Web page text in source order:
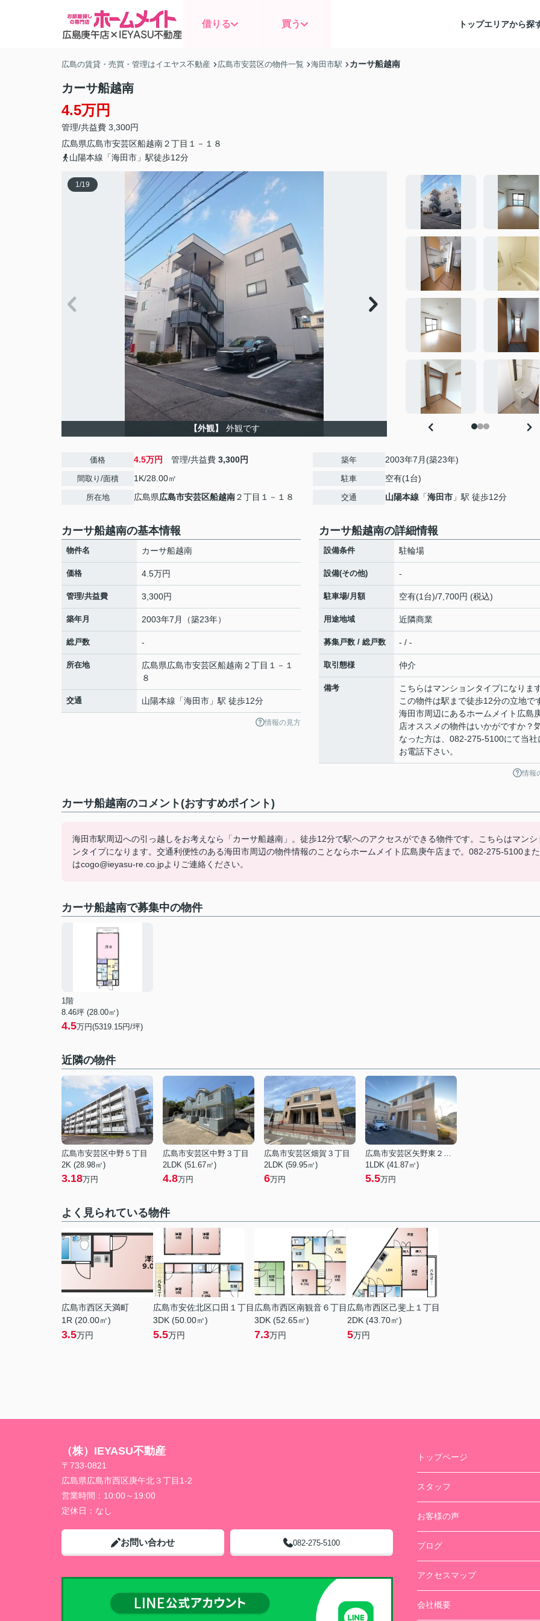
借りる 買う トップエリアから探
広島の賃貸・売買・管理はイエヤス不動産 広島市安芸区の物件一覧 海田市駅 カーサ船越南
カーサ船越南
4.5万円
管理/共益費 3,300円
広島県広島市安芸区船越南２丁目１－１８
山陽本線「海田市」駅徒歩12分
1/19
【外観】 外観です
価格 4.5万円 管理/共益費 3,300円
間取り/面積 1K/28.00㎡
所在地 広島県広島市安芸区船越南２丁目１－１８
築年 2003年7月(築23年)
駐車 空有(1台)
交通 山陽本線 「海田市 」駅 徒歩12分
カーサ船越南の基本情報
物件名 カーサ船越南
価格 4.5万円
管理/共益費 3,300円
築年月 2003年7月（築23年）
総戸数 -
所在地 広島県広島市安芸区船越南２丁目１－１
８
交通 山陽本線 「海田市 」駅 徒歩12分
情報の見方
カーサ船越南の詳細情報
設備条件 駐輪場
設備(その他) -
駐車場/月額 空有(1台)/7,700円 (税込)
用途地域 近隣商業
募集戸数 / 総戸数 - / -
取引態様 仲介
備考
こちらはマンションタイプになりま
この物件は駅まで徒歩12分の立地で
海田市周辺にあるホームメイト広島
店オススメの物件はいかがですか？
なった方は、082-275-5100にて当社
お電話下さい。
情報
カーサ船越南のコメント(おすすめポイント)
海田市駅周辺への引っ越しをお考えなら「カーサ船越南」。徒歩12分で駅へのアクセスができる物件です。こちらはマンシ
ンタイプになります。交通利便性のある海田市周辺の物件情報のことならホームメイト広島庚午店まで。082-275-5100また
はcogo@ieyasu-re.co.jpよりご連絡ください。
カーサ船越南で募集中の物件
1階
8.46坪 (28.00㎡)
4.5万円(5319.15円/坪)
近隣の物件
広島市安芸区中野５丁目
2K (28.98㎡)
3.18万円
広島市安芸区中野３丁目
2LDK (51.67㎡)
4.8万円
広島市安芸区畑賀３丁目
2LDK (59.95㎡)
6万円
広島市安芸区矢野東２丁目
1LDK (41.87㎡)
5.5万円
よく見られている物件
広島市西区天満町
1R (20.00㎡)
3.5万円
広島市安佐北区口田１丁目
3DK (50.00㎡)
5.5万円
広島市西区南観音６丁目
3DK (52.65㎡)
7.3万円
広島市西区己斐上１丁目
2DK (43.70㎡)
5万円
（株）IEYASU不動産
〒733-0821
広島県広島市西区庚午北３丁目1-2
営業時間： 10:00～19:00
定休日： なし
お問い合わせ 082-275-5100
トップページ
スタッフ
お客様の声
ブログ
アクセスマップ
会社概要